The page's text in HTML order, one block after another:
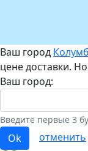
Ваш город
цене доставки.
Ваш город:
Введите первые 3
Ok
отменить